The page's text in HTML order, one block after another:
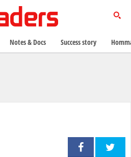
Notes & Docs Success story